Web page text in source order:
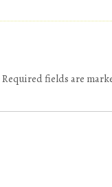
Required fields are